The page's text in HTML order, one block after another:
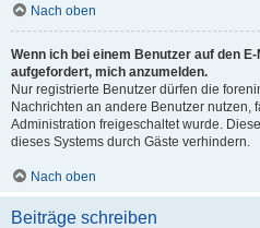
Nach oben
Wenn ich bei einem Benutzer auf den
aufgefordert, mich anzumelden.
Nur registrierte Benutzer dürfen die
Nachrichten an andere Benutzer nutzen,
Administration freigeschaltet wurde.
dieses Systems durch Gäste verhindern.
Nach oben
Beiträge schreiben